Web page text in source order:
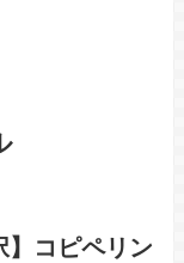
】コピペリン